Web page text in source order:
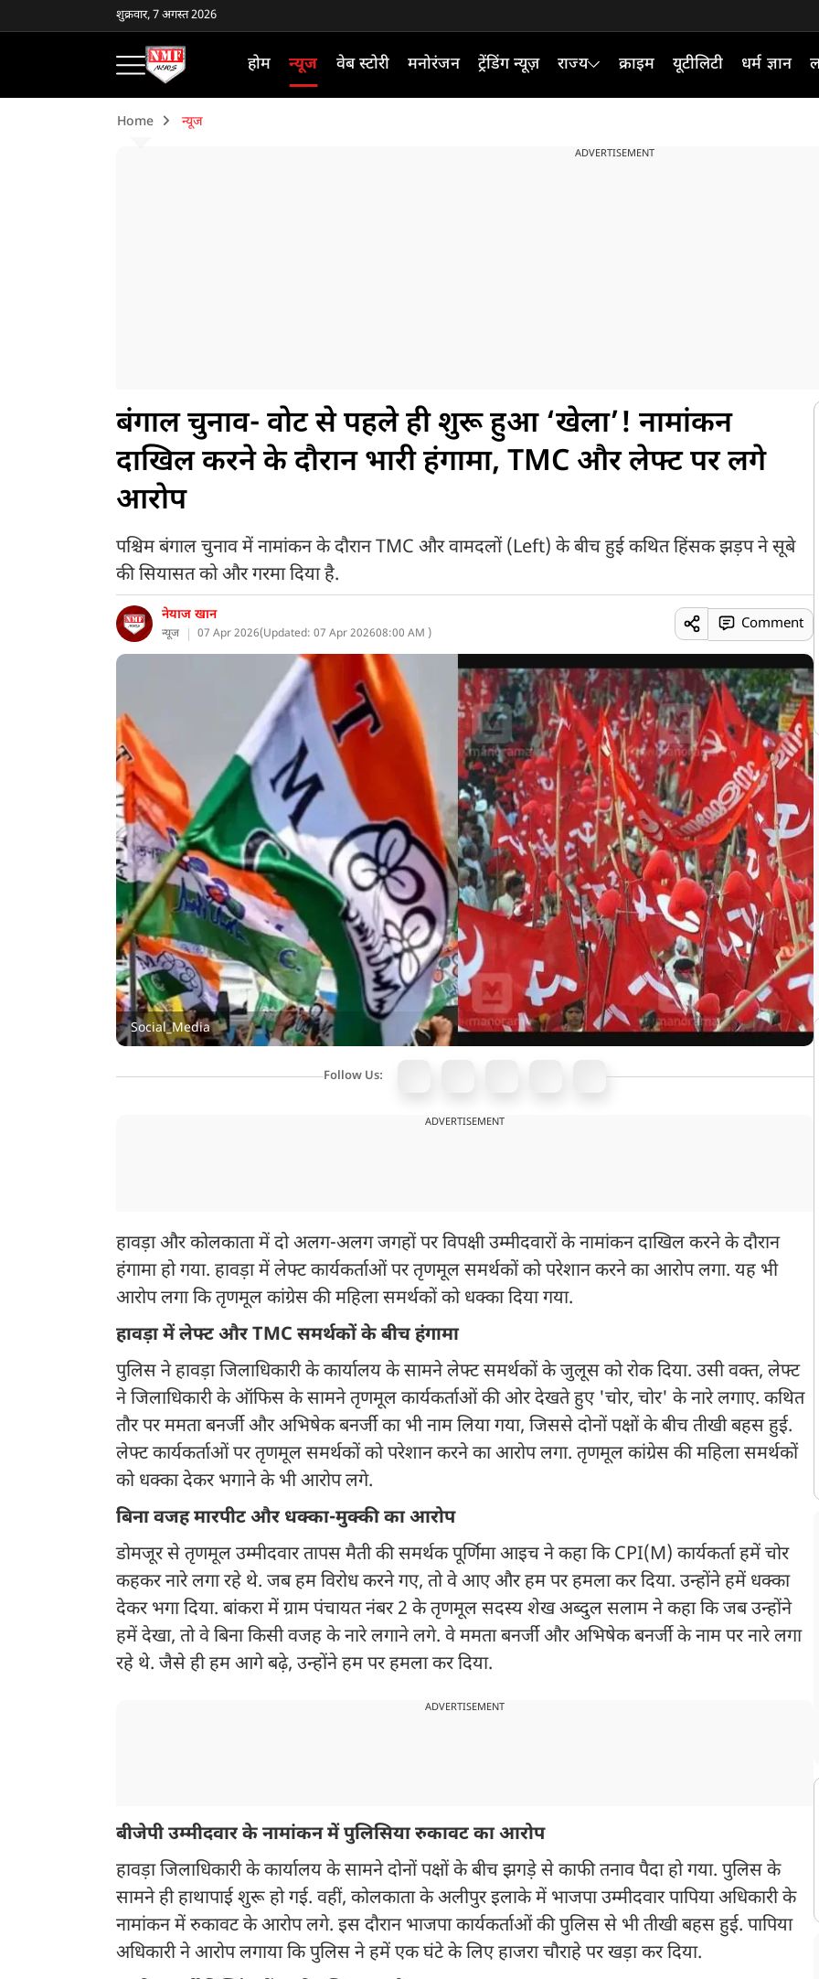
शुक्रवार, 7 अगस्त 2026
होम न्यूज वेब स्टोरी मनोरंजन ट्रेंडिंग न्यूज़ राज्य क्राइम यूटीलिटी धर्म ज्ञान
Home न्यूज
ADVERTISEMENT
बंगाल चुनाव- वोट से पहले ही शुरू हुआ ‘खेला’! नामांकन
दाखिल करने के दौरान भारी हंगामा, TMC और लेफ्ट पर लगे
आरोप
पश्चिम बंगाल चुनाव में नामांकन के दौरान TMC और वामदलों (Left) के बीच हुई कथित हिंसक झड़प ने सूबे
की सियासत को और गरमा दिया है.
नेयाज खान
न्यूज 07 Apr 2026(Updated: 07 Apr 202608:00 AM )
Comment
Social_Media
Follow Us:
ADVERTISEMENT
हावड़ा और कोलकाता में दो अलग-अलग जगहों पर विपक्षी उम्मीदवारों के नामांकन दाखिल करने के दौरान
हंगामा हो गया. हावड़ा में लेफ्ट कार्यकर्ताओं पर तृणमूल समर्थकों को परेशान करने का आरोप लगा. यह भी
आरोप लगा कि तृणमूल कांग्रेस की महिला समर्थकों को धक्का दिया गया.
हावड़ा में लेफ्ट और TMC समर्थकों के बीच हंगामा
पुलिस ने हावड़ा जिलाधिकारी के कार्यालय के सामने लेफ्ट समर्थकों के जुलूस को रोक दिया. उसी वक्त, लेफ्ट
ने जिलाधिकारी के ऑफिस के सामने तृणमूल कार्यकर्ताओं की ओर देखते हुए 'चोर, चोर' के नारे लगाए. कथित
तौर पर ममता बनर्जी और अभिषेक बनर्जी का भी नाम लिया गया, जिससे दोनों पक्षों के बीच तीखी बहस हुई.
लेफ्ट कार्यकर्ताओं पर तृणमूल समर्थकों को परेशान करने का आरोप लगा. तृणमूल कांग्रेस की महिला समर्थकों
को धक्का देकर भगाने के भी आरोप लगे.
बिना वजह मारपीट और धक्का-मुक्की का आरोप
डोमजूर से तृणमूल उम्मीदवार तापस मैती की समर्थक पूर्णिमा आइच ने कहा कि CPI(M) कार्यकर्ता हमें चोर
कहकर नारे लगा रहे थे. जब हम विरोध करने गए, तो वे आए और हम पर हमला कर दिया. उन्होंने हमें धक्का
देकर भगा दिया. बांकरा में ग्राम पंचायत नंबर 2 के तृणमूल सदस्य शेख अब्दुल सलाम ने कहा कि जब उन्होंने
हमें देखा, तो वे बिना किसी वजह के नारे लगाने लगे. वे ममता बनर्जी और अभिषेक बनर्जी के नाम पर नारे लगा
रहे थे. जैसे ही हम आगे बढ़े, उन्होंने हम पर हमला कर दिया.
ADVERTISEMENT
बीजेपी उम्मीदवार के नामांकन में पुलिसिया रुकावट का आरोप
हावड़ा जिलाधिकारी के कार्यालय के सामने दोनों पक्षों के बीच झगड़े से काफी तनाव पैदा हो गया. पुलिस के
सामने ही हाथापाई शुरू हो गई. वहीं, कोलकाता के अलीपुर इलाके में भाजपा उम्मीदवार पापिया अधिकारी के
नामांकन में रुकावट के आरोप लगे. इस दौरान भाजपा कार्यकर्ताओं की पुलिस से भी तीखी बहस हुई. पापिया
अधिकारी ने आरोप लगाया कि पुलिस ने हमें एक घंटे के लिए हाजरा चौराहे पर खड़ा कर दिया.